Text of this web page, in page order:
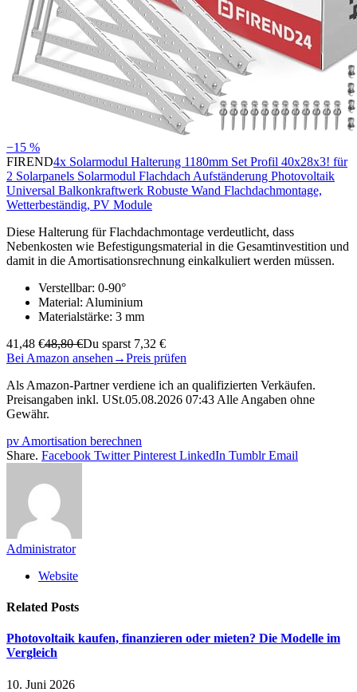
−15 %
FIREND4x Solarmodul Halterung 1180mm Set Profil 40x28x3! für
2 Solarpanels Solarmodul Flachdach Aufständerung Photovoltaik
Universal Balkonkraftwerk Robuste Wand Flachdachmontage,
Wetterbeständig, PV Module
Diese Halterung für Flachdachmontage verdeutlicht, dass
Nebenkosten wie Befestigungsmaterial in die Gesamtinvestition und
damit in die Amortisationsrechnung einkalkuliert werden müssen.
Verstellbar: 0-90°
Material: Aluminium
Materialstärke: 3 mm
41,48 €48,80 €Du sparst 7,32 €
Bei Amazon ansehen →Preis prüfen
Als Amazon-Partner verdiene ich an qualifizierten Verkäufen.
Preisangaben inkl. USt.05.08.2026 07:43 Alle Angaben ohne
Gewähr.
pv Amortisation berechnen
Share. Facebook Twitter Pinterest LinkedIn Tumblr Email
Administrator
Website
Related Posts
Photovoltaik kaufen, finanzieren oder mieten? Die Modelle im
Vergleich
10. Juni 2026